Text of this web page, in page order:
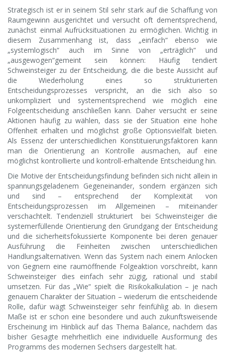
Strategisch ist er in seinem Stil sehr stark auf die Schaffung von
Raumgewinn ausgerichtet und versucht oft dementsprechend,
zunächst einmal Aufrücksituationen zu ermöglichen. Wichtig in
diesem Zusammenhang ist, dass „einfach“ ebenso wie
„systemlogisch“ auch im Sinne von „erträglich“ und
„ausgewogen“gemeint sein können: Häufig tendiert
Schweinsteiger zu der Entscheidung, die die beste Aussicht auf
die Wiederholung eines so strukturierten
Entscheidungsprozesses verspricht, an die sich also so
unkompliziert und systementsprechend wie möglich eine
Folgeentscheidung anschließen kann. Daher versucht er seine
Aktionen häufig zu wählen, dass sie der Situation eine hohe
Offenheit erhalten und möglichst große Optionsvielfalt bieten.
Als Essenz der unterschiedlichen Konstituierungsfaktoren kann
man die Orientierung an Kontrolle ausmachen, auf eine
möglichst kontrollierte und kontroll-erhaltende Entscheidung hin.
Die Motive der Entscheidungsfindung befinden sich nicht allein in
spannungsgeladenem Gegeneinander, sondern ergänzen sich
und sind – entsprechend der Komplexität von
Entscheidungsprozessen im Allgemeinen – miteinander
verschachtelt. Tendenziell strukturiert bei Schweinsteiger die
systemerfüllende Orientierung den Grundgang der Entscheidung
und die sicherheitsfokussierte Komponente bei deren genauer
Ausführung die Feinheiten zwischen unterschiedlichen
Handlungsalternativen. Wenn das System nach einem Anlocken
von Gegnern eine raumöffnende Folgeaktion vorschreibt, kann
Schweinsteiger dies einfach sehr zügig, rational und stabil
umsetzen. Für das „Wie“ spielt die Risikokalkulation – je nach
genauem Charakter der Situation – wiederum die entscheidende
Rolle, dafür wägt Schweinsteiger sehr feinfühlig ab. In diesem
Maße ist er schon eine besondere und auch zukunftsweisende
Erscheinung im Hinblick auf das Thema Balance, nachdem das
bisher Gesagte mehrheitlich eine individuelle Ausformung des
Programms des modernen Sechsers dargestellt hat.